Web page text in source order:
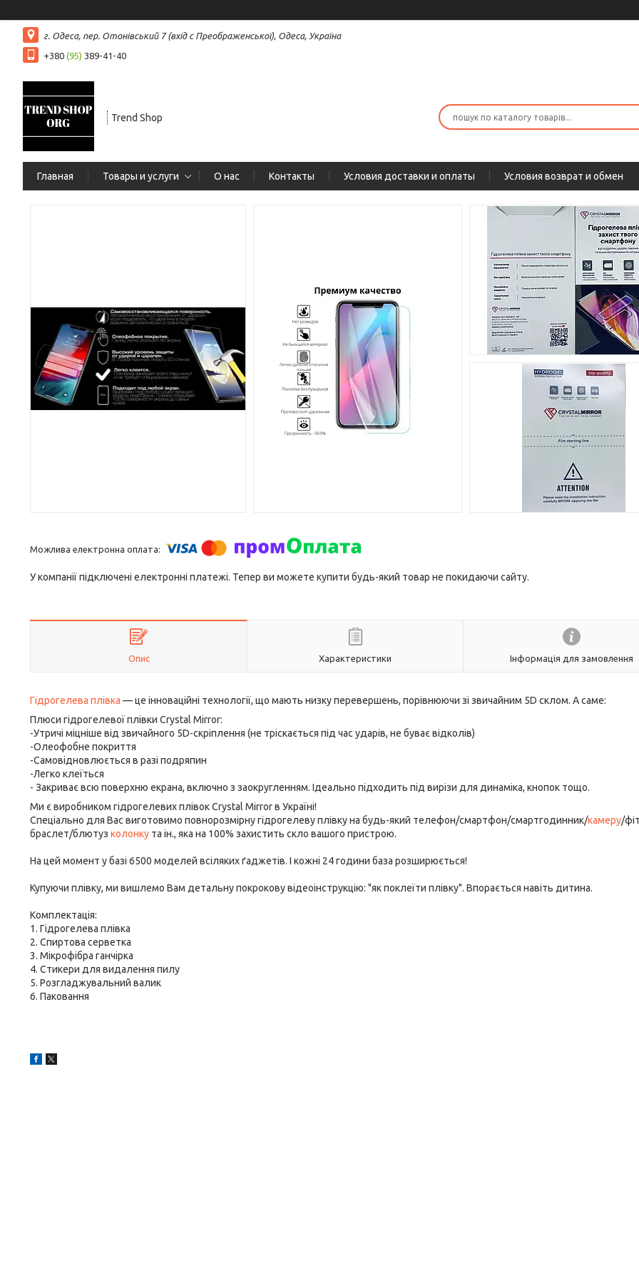
г. Одеса, пер. Отонівський 7 (вхід с Преображенської), Одеса, Україна
+380 (95) 389-41-40
Trend Shop
Главная Товары и услуги О нас Контакты Условия доставки и оплаты Условия возврат и обмен
У компанії підключені електронні платежі. Тепер ви можете купити будь-який товар не покидаючи сайту.
Опис Характеристики Інформація для замовлення
Гідрогелева плівка — це інноваційні технології, що мають низку перевершень, порівнюючи зі звичайним 5D склом. А саме:
Плюси гідрогелевої плівки Crystal Mirror:
-Утричі міцніше від звичайного 5D-скріплення (не тріскається під час ударів, не буває відколів)
-Олеофобне покриття
-Самовідновлюється в разі подряпин
-Легко клеїться
- Закриває всю поверхню екрана, включно з заокругленням. Ідеально підходить під вирізи для динаміка, кнопок тощо.
Ми є виробником гідрогелевих плівок Crystal Mirror в Україні!
Спеціально для Вас виготовимо повнорозмірну гідрогелеву плівку на будь-який телефон/смартфон/смартгодинник/камеру/
браслет/блютуз колонку та ін., яка на 100% захистить скло вашого пристрою.
На цей момент у базі 6500 моделей всіляких ґаджетів. І кожні 24 години база розширюється!
Купуючи плівку, ми вишлемо Вам детальну покрокову відеоінструкцію: "як поклеїти плівку". Впорається навіть дитина.
Комплектація:
1. Гідрогелева плівка
2. Спиртова серветка
3. Мікрофібра ганчірка
4. Стикери для видалення пилу
5. Розгладжувальний валик
6. Паковання